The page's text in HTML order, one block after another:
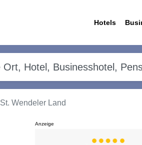
Hotels
St. Wendeler Land
Anzeige